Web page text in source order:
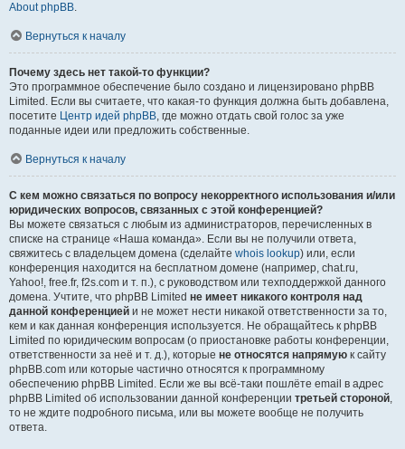
About phpBB.
Вернуться к началу
Почему здесь нет такой-то функции?
Это программное обеспечение было создано и лицензировано phpBB
Limited. Если вы считаете, что какая-то функция должна быть добавлена,
посетите Центр идей phpBB, где можно отдать свой голос за уже
поданные идеи или предложить собственные.
Вернуться к началу
С кем можно связаться по вопросу некорректного использования и/или
юридических вопросов, связанных с этой конференцией?
Вы можете связаться с любым из администраторов, перечисленных в
списке на странице «Наша команда». Если вы не получили ответа,
свяжитесь с владельцем домена (сделайте whois lookup) или, если
конференция находится на бесплатном домене (например, chat.ru,
Yahoo!, free.fr, f2s.com и т. п.), с руководством или техподдержкой данного
домена. Учтите, что phpBB Limited не имеет никакого контроля над
данной конференцией и не может нести никакой ответственности за то,
кем и как данная конференция используется. Не обращайтесь к phpBB
Limited по юридическим вопросам (о приостановке работы конференции,
ответственности за неё и т. д.), которые не относятся напрямую к сайту
phpBB.com или которые частично относятся к программному
обеспечению phpBB Limited. Если же вы всё-таки пошлёте email в адрес
phpBB Limited об использовании данной конференции третьей стороной,
то не ждите подробного письма, или вы можете вообще не получить
ответа.